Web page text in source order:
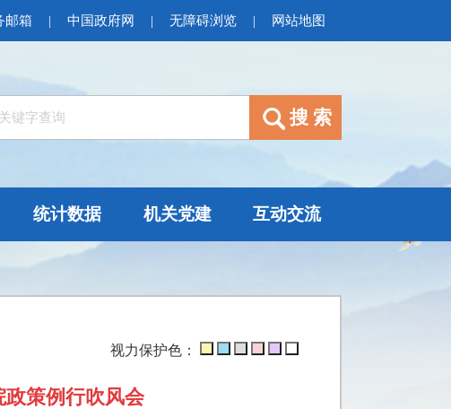
邮箱 | 中国政府网 | 无障碍浏览 | 网站地图
统计数据 机关党建 互动交流
视力保护色：
政策例行吹风会